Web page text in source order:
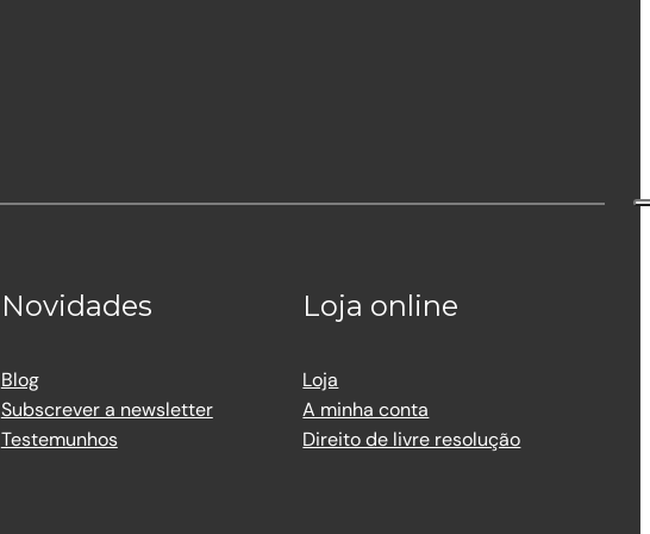
Novidades
Blog
Subscrever a newsletter
Testemunhos
Loja online
Loja
A minha conta
Direito de livre resolução